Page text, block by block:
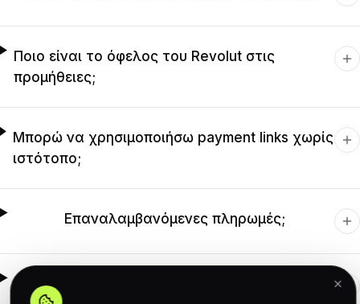
Ποιο είναι το όφελος του Revolut στις
προμήθειες;
Μπορώ να χρησιμοποιήσω payment links χωρίς
ιστότοπο;
Επαναλαμβανόμενες πληρωμές;